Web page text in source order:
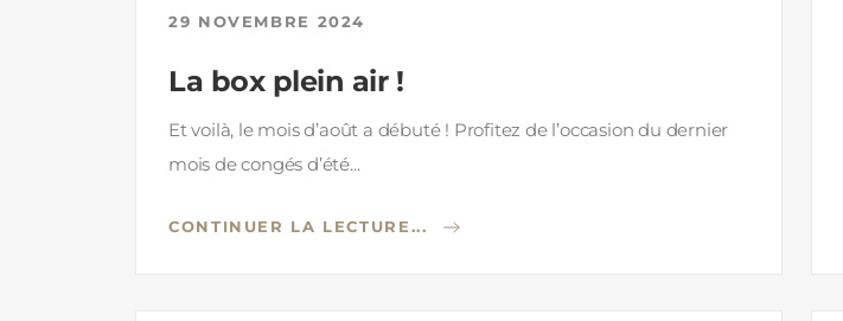
29 NOVEMBRE 2024
La box plein air !
Et voilà, le mois d’août a débuté ! Profitez de l’occasion du dernier
mois de congés d’été...
CONTINUER LA LECTURE...